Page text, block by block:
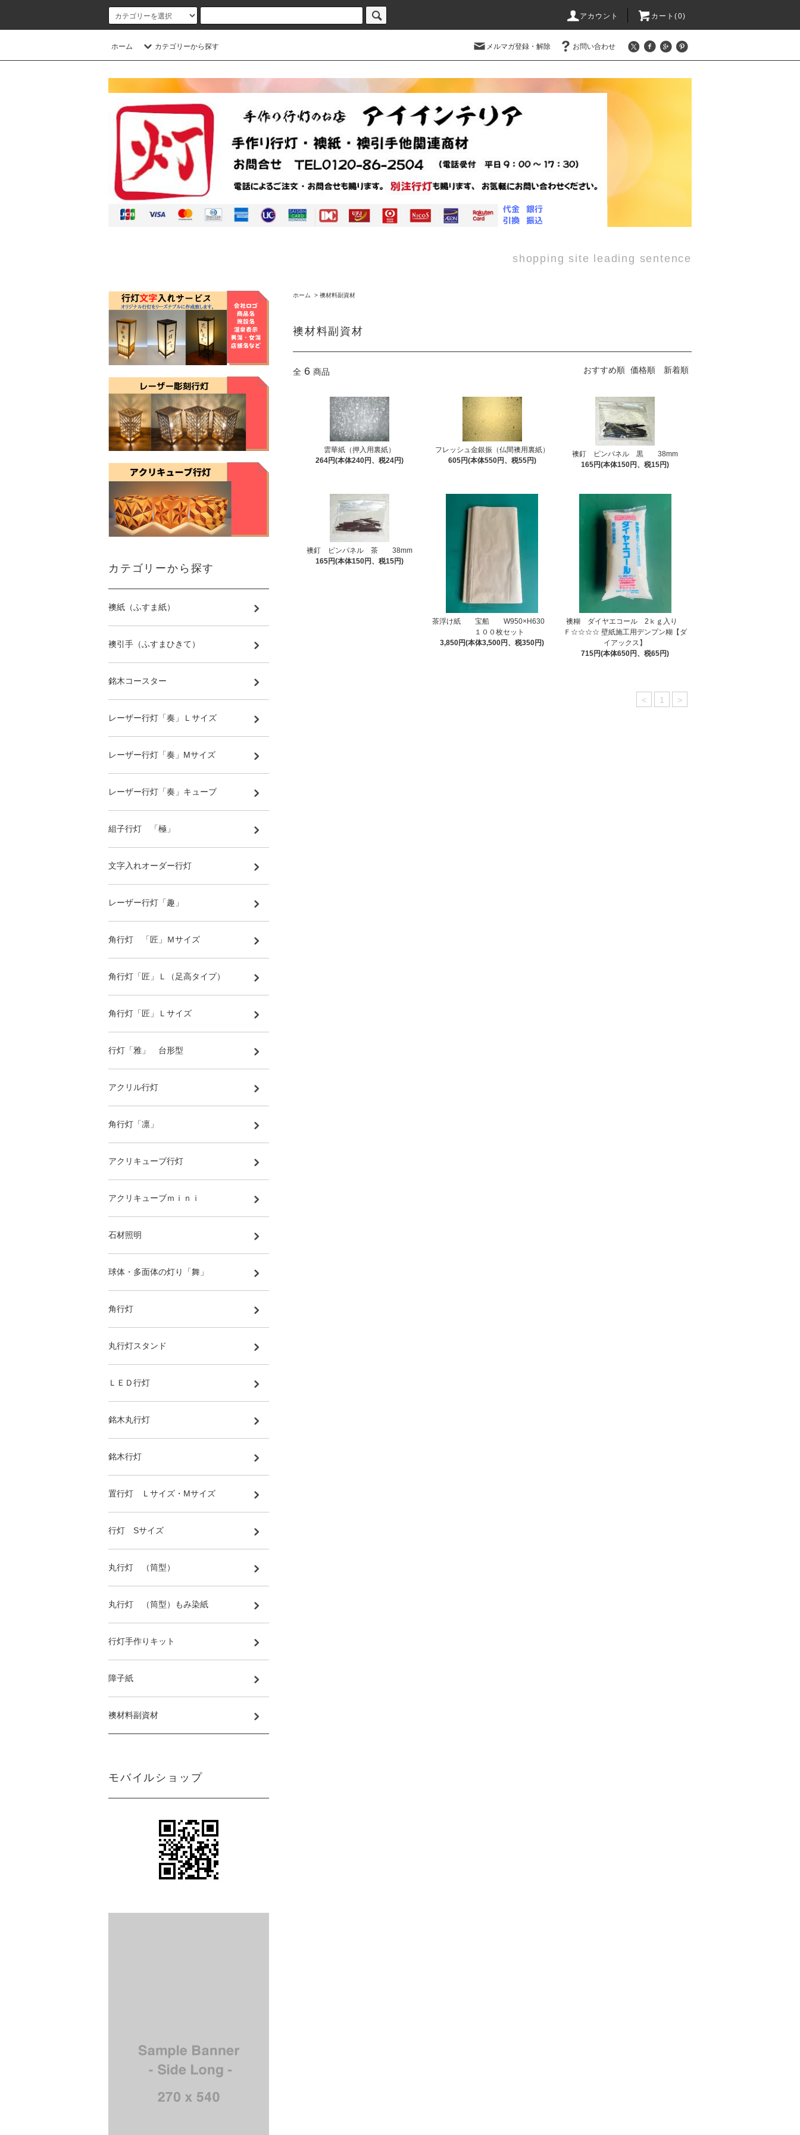
アカウント カート(0)
ホーム カテゴリーから探す メルマガ登録・解除 お問い合わせ
shopping site leading sentence
ホーム > 襖材料副資材
襖材料副資材
全 6 商品 おすすめ順 価格順 新着順
雲華紙（押入用裏紙）
264円(本体240円、税24円)
フレッシュ金銀振（仏間襖用裏紙）
605円(本体550円、税55円)
襖釘 ピンパネル 黒 38mm
165円(本体150円、税15円)
襖釘 ピンパネル 茶 38mm
165円(本体150円、税15円)
茶浮け紙 宝船 W950×H630
１００枚セット
3,850円(本体3,500円、税350円)
襖糊 ダイヤエコール 2ｋｇ入り
Ｆ☆☆☆☆ 壁紙施工用デンプン糊【ダ
イアックス】
715円(本体650円、税65円)
< 1 >
カテゴリーから探す
襖紙（ふすま紙）
襖引手（ふすまひきて）
銘木コースター
レーザー行灯「奏」Ｌサイズ
レーザー行灯「奏」Mサイズ
レーザー行灯「奏」キューブ
組子行灯 「極」
文字入れオーダー行灯
レーザー行灯「趣」
角行灯 「匠」Ｍサイズ
角行灯「匠」Ｌ（足高タイプ）
角行灯「匠」Ｌサイズ
行灯「雅」 台形型
アクリル行灯
角行灯「凛」
アクリキューブ行灯
アクリキューブｍｉｎｉ
石材照明
球体・多面体の灯り「舞」
角行灯
丸行灯スタンド
ＬＥＤ行灯
銘木丸行灯
銘木行灯
置行灯 Ｌサイズ・Mサイズ
行灯 Sサイズ
丸行灯 （筒型）
丸行灯 （筒型）もみ染紙
行灯手作りキット
障子紙
襖材料副資材
モバイルショップ